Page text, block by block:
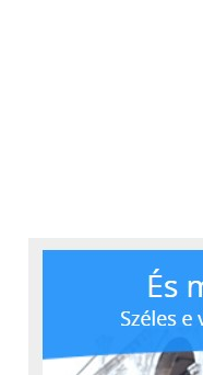
tudásához mérten.
Nokia Lumia 735[
Az Acer kettő az
windowsos modell